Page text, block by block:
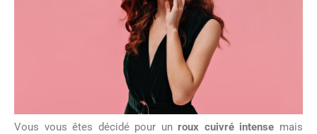
Vous vous êtes décidé pour unroux cuivré intense mais